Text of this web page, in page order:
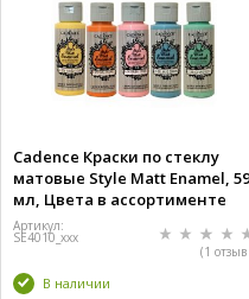
Cadence Краски по стеклу
матовые Style Matt Enamel, 59
мл, Цвета в ассортименте
Артикул:
SE4010_xxx
(1 отзыв
В наличии